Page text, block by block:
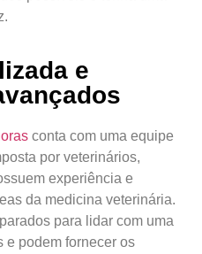
e
conta com uma equipe
por veterinários,
experiência e
da medicina veterinária.
para lidar com uma
e podem fornecer os